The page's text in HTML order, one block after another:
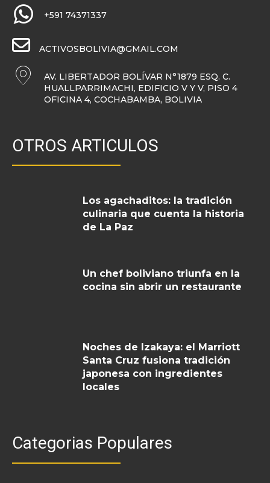
+591 74371337
ACTIVOSBOLIVIA@GMAIL.COM
AV. LIBERTADOR BOLÍVAR N°1879 ESQ. C.
HUALLPARRIMACHI, EDIFICIO V Y V, PISO 4
OFICINA 4, COCHABAMBA, BOLIVIA
OTROS ARTICULOS
Los agachaditos: la tradición
culinaria que cuenta la historia
de La Paz
Un chef boliviano triunfa en la
cocina sin abrir un restaurante
Noches de Izakaya: el Marriott
Santa Cruz fusiona tradición
japonesa con ingredientes
locales
Categorias Populares